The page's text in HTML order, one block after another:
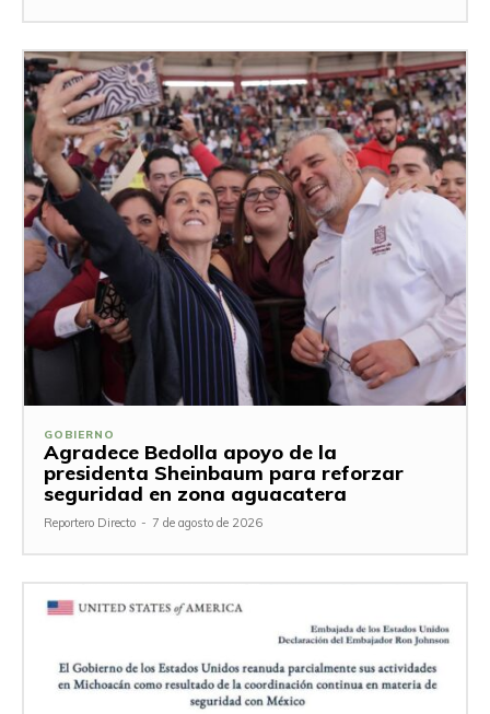
GOBIERNO
Agradece Bedolla apoyo de la
presidenta Sheinbaum para reforzar
seguridad en zona aguacatera
Reportero Directo - 7 de agosto de 2026